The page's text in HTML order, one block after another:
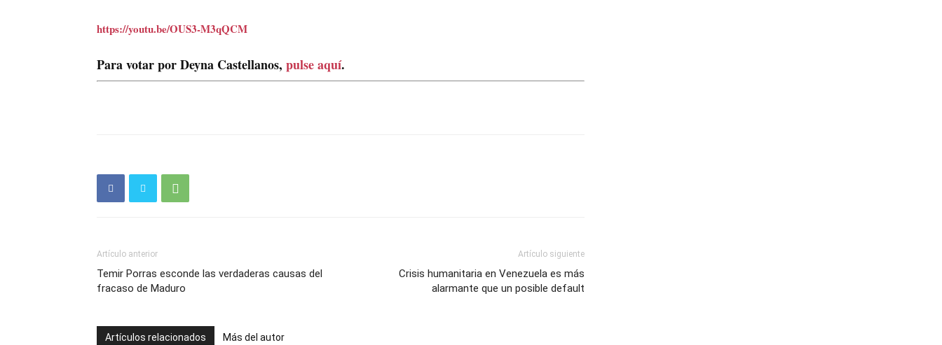
https://youtu.be/OUS3-M3qQCM
Para votar por Deyna Castellanos, pulse aquí.
Artículo anterior
Temir Porras esconde las verdaderas causas del
fracaso de Maduro
Artículo siguiente
Crisis humanitaria en Venezuela es más
alarmante que un posible default
Artículos relacionados Más del autor